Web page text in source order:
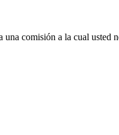
una comisión a la cual